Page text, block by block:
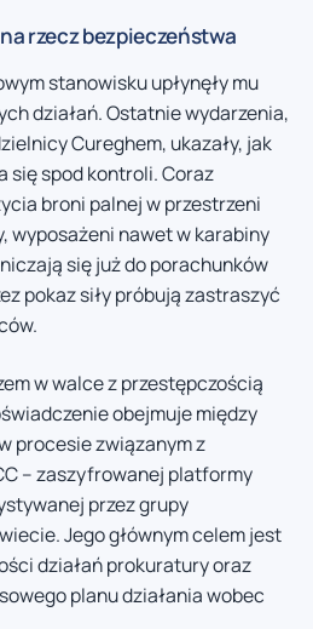
rzecz bezpieczeństwa
stanowisku upłynęły mu
działań. Ostatnie wydarzenia,
Cureghem, ukazały, jak
się spod kontroli. Coraz
broni palnej w przestrzeni
wyposażeni nawet w karabiny
się już do porachunków
pokaz siły próbują zastraszyć
w walce z przestępczością
obejmuje między
procesie związanym z
– zaszyfrowanej platformy
przez grupy
Jego głównym celem jest
działań prokuratury oraz
planu działania wobec